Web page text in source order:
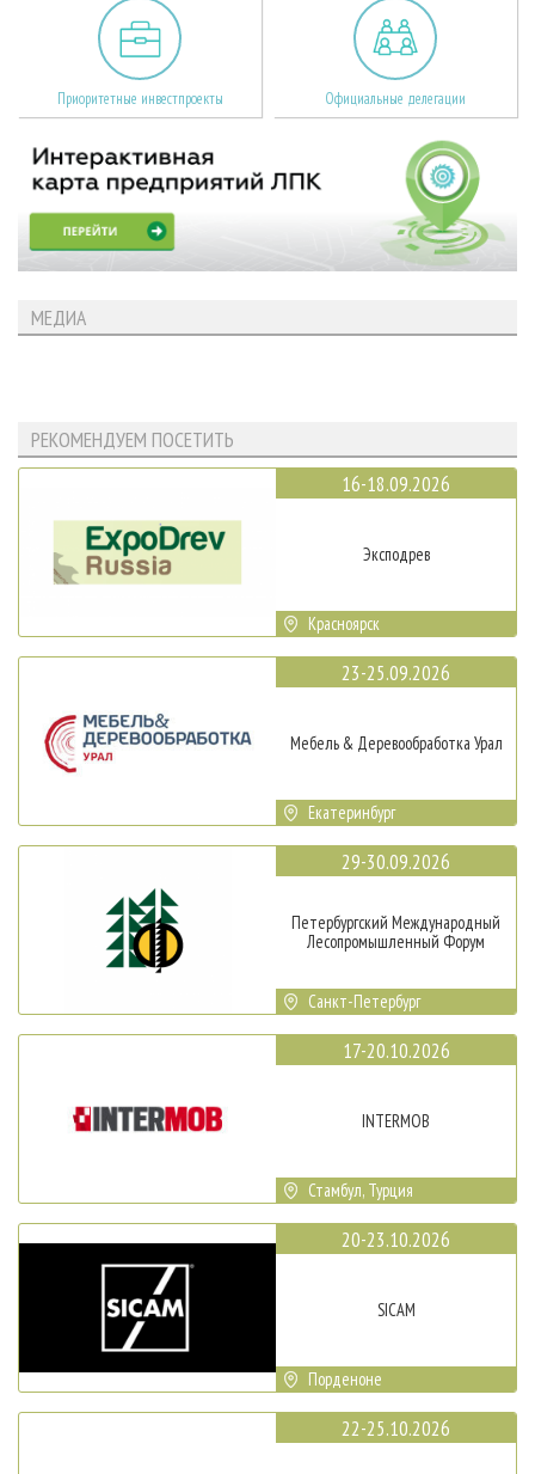
Приоритетные инвестпроекты Официальные делегации
МЕДИА
РЕКОМЕНДУЕМ ПОСЕТИТЬ
16-18.09.2026
Эксподрев
Красноярск
23-25.09.2026
Мебель & Деревообработка Урал
Екатеринбург
29-30.09.2026
Петербургский Международный
Лесопромышленный Форум
Санкт-Петербург
17-20.10.2026
INTERMOB
Стамбул, Турция
20-23.10.2026
SICAM
Порденоне
22-25.10.2026